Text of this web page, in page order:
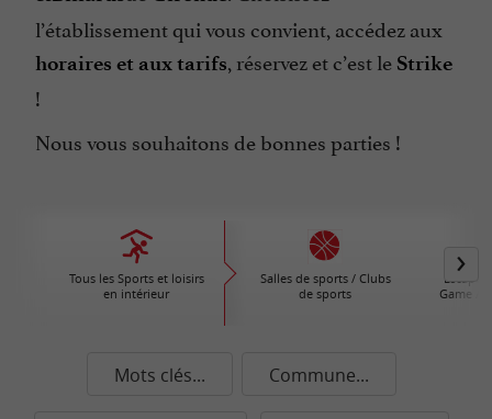
l’établissement qui vous convient, accédez aux
horaires et aux tarifs, réservez et c’est le Strike
!
Nous vous souhaitons de bonnes parties !
Tous les Sports et loisirs
en intérieur
Salles de sports / Clubs
de sports
Escape
Game /
Mots clés... Commune...